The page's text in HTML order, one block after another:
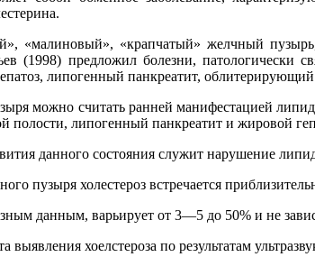
«малиновый», «крапчатый» желчный
(1998) предложил болезни,
липогенный панкреатит,
можно считать ранней манифестацией
липогенный панкреатит и жировой
данного состояния служит нарушение
пузыря холестероз встречается
данным, варьирует от 3—5 до 50% и не
хоелстероза по результатам